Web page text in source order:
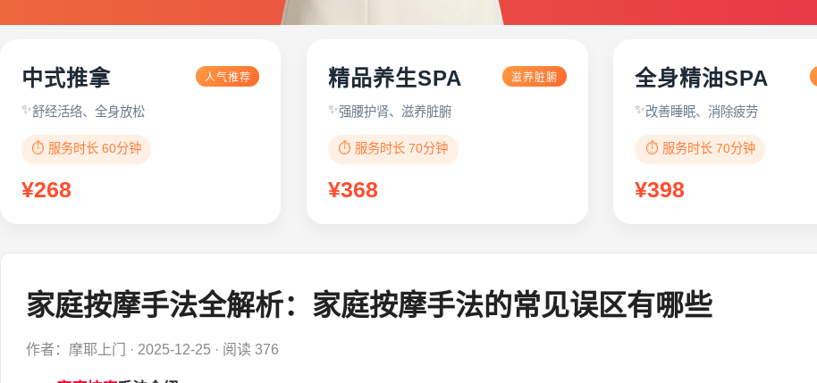
中式推拿 人气推荐
舒经活络、全身放松
⏱️ 服务时长 60分钟
¥268
精品养生SPA 滋养脏腑
强腰护肾、滋养脏腑
⏱️ 服务时长 70分钟
¥368
全身精油SPA
改善睡眠、消除疲劳
⏱️ 服务时长 70分钟
¥398
家庭按摩手法全解析：家庭按摩手法的常见误区有哪些
作者：摩耶上门 · 2025-12-25 · 阅读 376